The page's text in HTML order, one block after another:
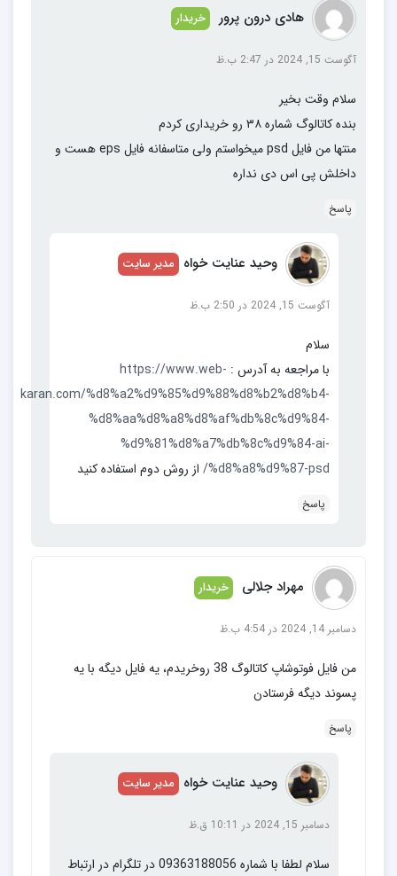
هادی درون پرور خریدار
آگوست 15, 2024 در 2:47 ب.ظ
سلام وقت بخیر
بنده کاتالوگ شماره ۳۸ رو خریداری کردم
منتها من فایل psd میخواستم ولی متاسفانه فایل eps هست و
داخلش پی اس دی نداره
پاسخ
وحید عنایت خواه مدیر سایت
آگوست 15, 2024 در 2:50 ب.ظ
سلام
با مراجعه به آدرس : https://www.web-
karan.com/%d8%a2%d9%85%d9%88%d8%b2%d8%b4-
%d8%aa%d8%a8%d8%af%db%8c%d9%84-
%d9%81%d8%a7%db%8c%d9%84-ai-
%d8%a8%d9%87-psd/ از روش دوم استفاده کنید
پاسخ
مهراد جلالی خریدار
دسامبر 14, 2024 در 4:54 ب.ظ
من فایل فوتوشاپ کاتالوگ 38 روخریدم، یه فایل دیگه با یه
پسوند دیگه فرستادن
پاسخ
وحید عنایت خواه مدیر سایت
دسامبر 15, 2024 در 10:11 ق.ظ
سلام لطفا با شماره 09363188056 در تلگرام در ارتباط